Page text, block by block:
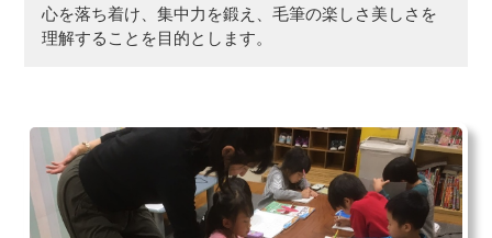
心を落ち着け、集中力を鍛え、毛筆の楽しさ美しさを
理解することを目的とします。